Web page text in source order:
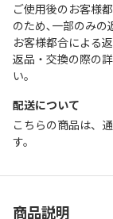
ご使用後のお客様
のため､一部のみの
お客様都合による
返品・交換の際の
い。
配送について
こちらの商品は、
す。
商品説明